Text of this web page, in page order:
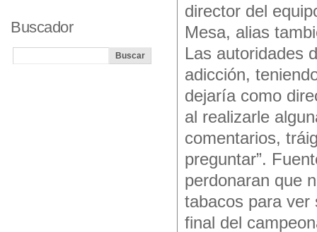
director del
Mesa, alias
Las autoridades
adicción,
dejaría como
al realizarle
comentarios,
preguntar”.
perdonaran que
tabacos para ver
final del
Buscador